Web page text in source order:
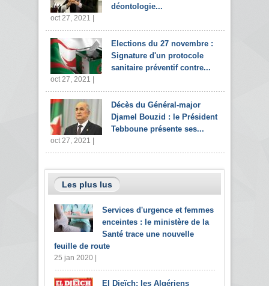
déontologie...
oct 27, 2021 |
Elections du 27 novembre :
Signature d'un protocole
sanitaire préventif contre...
oct 27, 2021 |
Décès du Général-major
Djamel Bouzid : le Président
Tebboune présente ses...
oct 27, 2021 |
Les plus lus
Services d'urgence et femmes
enceintes : le ministère de la
Santé trace une nouvelle
feuille de route
25 jan 2020 |
El Djeïch: les Algériens